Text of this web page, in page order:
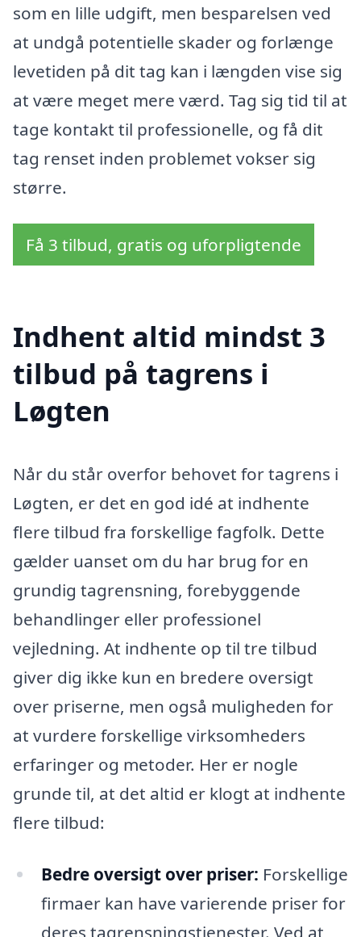
som en lille udgift, men besparelsen ved
at undgå potentielle skader og forlænge
levetiden på dit tag kan i længden vise sig
at være meget mere værd. Tag sig tid til at
tage kontakt til professionelle, og få dit
tag renset inden problemet vokser sig
større.
Få 3 tilbud, gratis og uforpligtende
Indhent altid mindst 3
tilbud på tagrens i
Løgten
Når du står overfor behovet for tagrens i
Løgten, er det en god idé at indhente
flere tilbud fra forskellige fagfolk. Dette
gælder uanset om du har brug for en
grundig tagrensning, forebyggende
behandlinger eller professionel
vejledning. At indhente op til tre tilbud
giver dig ikke kun en bredere oversigt
over priserne, men også muligheden for
at vurdere forskellige virksomheders
erfaringer og metoder. Her er nogle
grunde til, at det altid er klogt at indhente
flere tilbud:
Bedre oversigt over priser: Forskellige
firmaer kan have varierende priser for
deres tagrensningstjenester. Ved at